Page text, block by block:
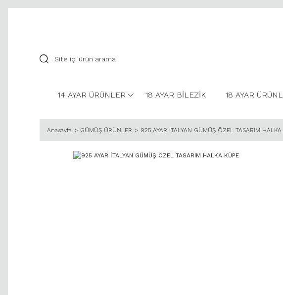
14 AYAR ÜRÜNLER 18 AYAR BİLEZİK 18 AYAR
Anasayfa GÜMÜŞ ÜRÜNLER 925 AYAR İTALYAN GÜMÜŞ ÖZEL TASARIM HALKA